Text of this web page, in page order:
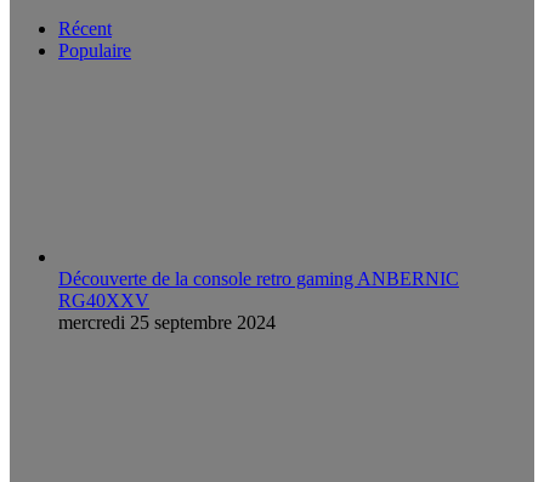
Récent
Populaire
Découverte de la console retro gaming ANBERNIC
RG40XXV
mercredi 25 septembre 2024